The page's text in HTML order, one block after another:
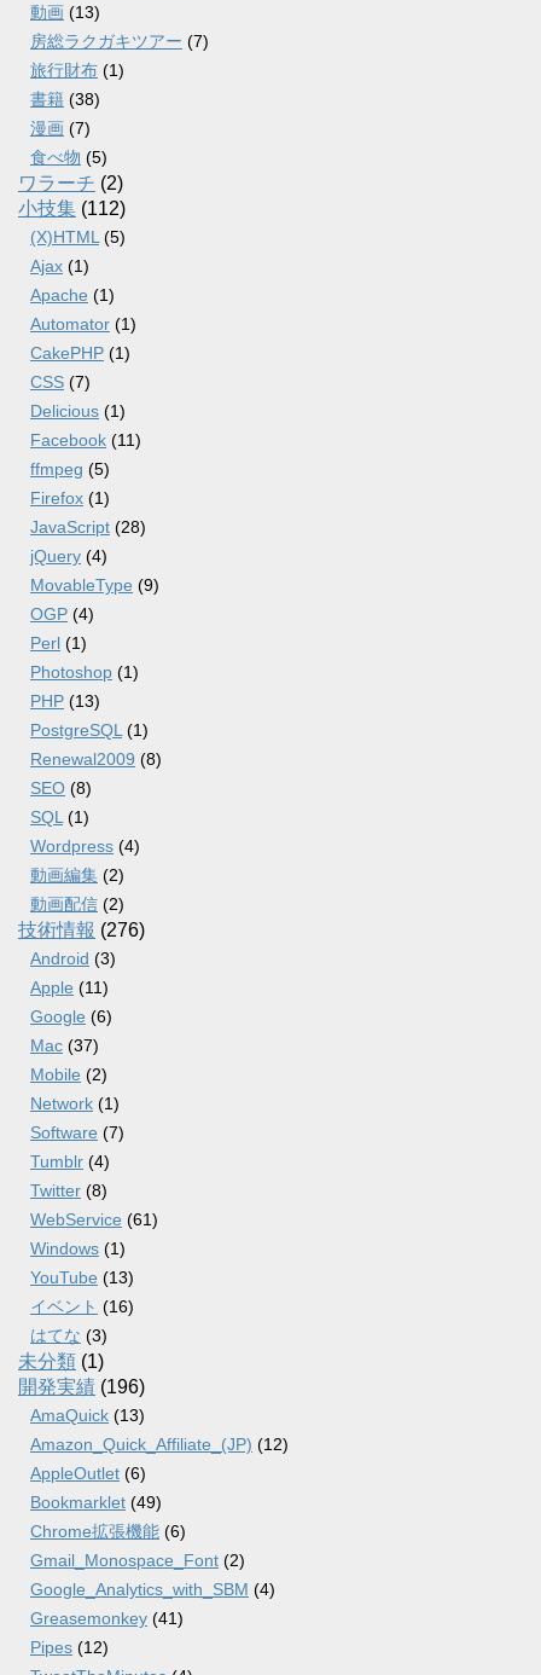
動画 (13)
房総ラクガキツアー (7)
旅行財布 (1)
書籍 (38)
漫画 (7)
食べ物 (5)
ワラーチ (2)
小技集 (112)
(X)HTML (5)
Ajax (1)
Apache (1)
Automator (1)
CakePHP (1)
CSS (7)
Delicious (1)
Facebook (11)
ffmpeg (5)
Firefox (1)
JavaScript (28)
jQuery (4)
MovableType (9)
OGP (4)
Perl (1)
Photoshop (1)
PHP (13)
PostgreSQL (1)
Renewal2009 (8)
SEO (8)
SQL (1)
Wordpress (4)
動画編集 (2)
動画配信 (2)
技術情報 (276)
Android (3)
Apple (11)
Google (6)
Mac (37)
Mobile (2)
Network (1)
Software (7)
Tumblr (4)
Twitter (8)
WebService (61)
Windows (1)
YouTube (13)
イベント (16)
はてな (3)
未分類 (1)
開発実績 (196)
AmaQuick (13)
Amazon_Quick_Affiliate_(JP) (12)
AppleOutlet (6)
Bookmarklet (49)
Chrome拡張機能 (6)
Gmail_Monospace_Font (2)
Google_Analytics_with_SBM (4)
Greasemonkey (41)
Pipes (12)